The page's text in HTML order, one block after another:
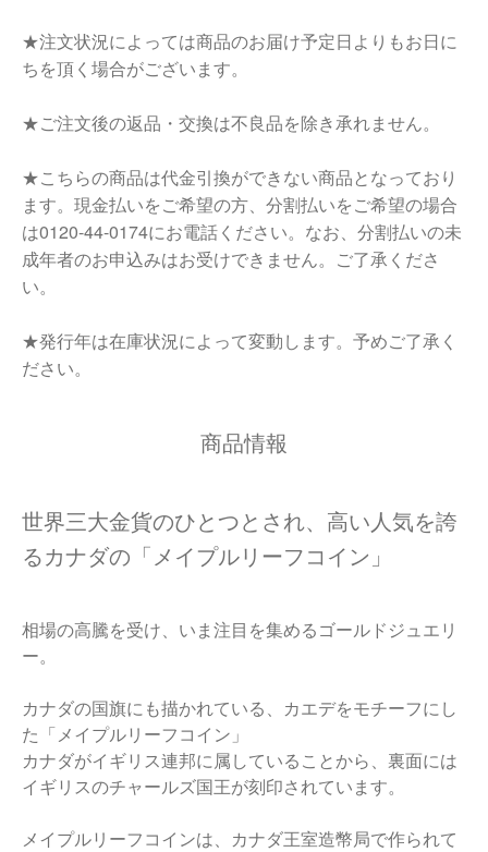
★注文状況によっては商品のお届け予定日よりもお日に
ちを頂く場合がございます。
★ご注文後の返品・交換は不良品を除き承れません。
★こちらの商品は代金引換ができない商品となっており
ます。現金払いをご希望の方、分割払いをご希望の場合
は0120-44-0174にお電話ください。なお、分割払いの未
成年者のお申込みはお受けできません。ご了承くださ
い。
★発行年は在庫状況によって変動します。予めご了承く
ださい。
商品情報
世界三大金貨のひとつとされ、高い人気を誇
るカナダの「メイプルリーフコイン」
相場の高騰を受け、いま注目を集めるゴールドジュエリ
ー。
カナダの国旗にも描かれている、カエデをモチーフにし
た「メイプルリーフコイン」
カナダがイギリス連邦に属していることから、裏面には
イギリスのチャールズ国王が刻印されています。
メイプルリーフコインは、カナダ王室造幣局で作られて